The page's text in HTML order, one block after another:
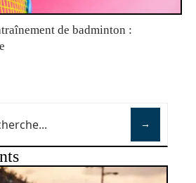
de badminton :